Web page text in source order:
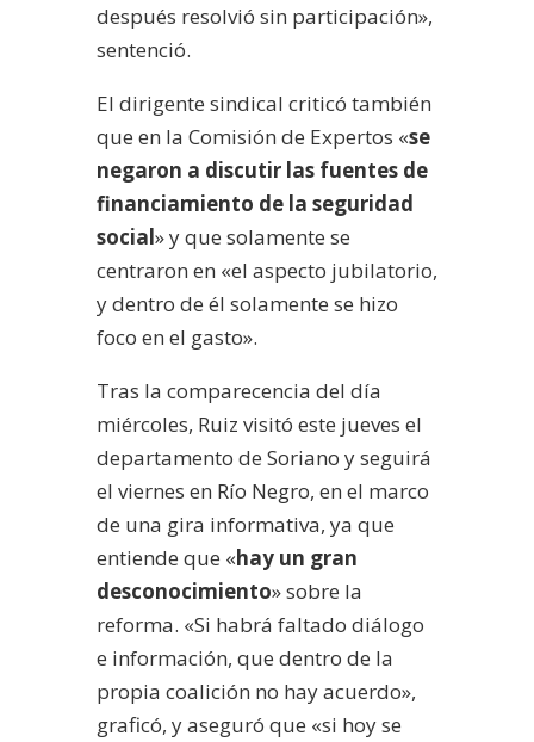
después resolvió sin participación»,
sentenció.
El dirigente sindical criticó también
que en la Comisión de Expertos «se
negaron a discutir las fuentes de
financiamiento de la seguridad
social» y que solamente se
centraron en «el aspecto jubilatorio,
y dentro de él solamente se hizo
foco en el gasto».
Tras la comparecencia del día
miércoles, Ruiz visitó este jueves el
departamento de Soriano y seguirá
el viernes en Río Negro, en el marco
de una gira informativa, ya que
entiende que «hay un gran
desconocimiento» sobre la
reforma. «Si habrá faltado diálogo
e información, que dentro de la
propia coalición no hay acuerdo»,
graficó, y aseguró que «si hoy se